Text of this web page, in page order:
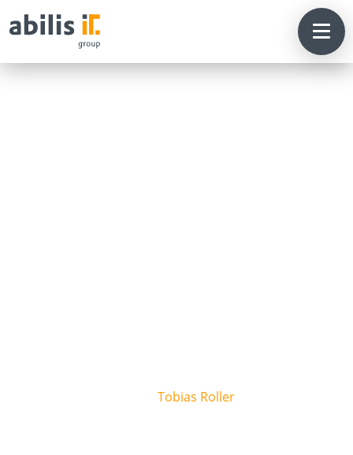
egie
Autor:Tobias Roller